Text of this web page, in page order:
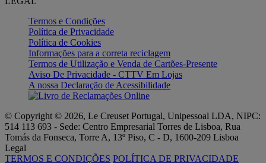
Termos e Condições
Política de Privacidade
Política de Cookies
Informações para a correta reciclagem
Termos de Utilização e Venda de Cartões-Presente
Aviso De Privacidade - CTTV Em Lojas
A nossa Declaração de Acessibilidade
© Copyright © 2026, Le Creuset Portugal, Unipessoal LDA, NIPC:
514 113 693 - Sede: Centro Empresarial Torres de Lisboa, Rua
Tomás da Fonseca, Torre A, 13º Piso, C - D, 1600-209 Lisboa
Legal
TERMOS E CONDIÇÕES POLÍTICA DE PRIVACIDADE